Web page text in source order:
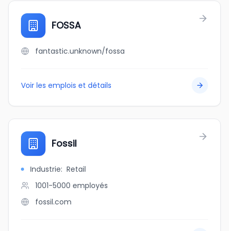
FOSSA
fantastic.unknown/fossa
Voir les emplois et détails
Fossil
Industrie: Retail
1001-5000 employés
fossil.com